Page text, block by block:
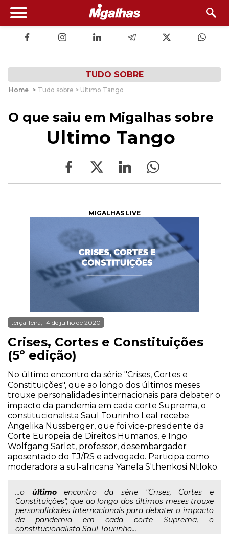
TUDO SOBRE
Home > Tudo sobre > Ultimo Tango
O que saiu em Migalhas sobre
Ultimo Tango
MIGALHAS LIVE
terça-feira, 14 de julho de 2020
Crises, Cortes e Constituições
(5º edição)
No último encontro da série "Crises, Cortes e
Constituições", que ao longo dos últimos meses
trouxe personalidades internacionais para debater o
impacto da pandemia em cada corte Suprema, o
constitucionalista Saul Tourinho Leal recebe
Angelika Nussberger, que foi vice-presidente da
Corte Europeia de Direitos Humanos, e Ingo
Wolfgang Sarlet, professor, desembargador
aposentado do TJ/RS e advogado. Participa como
moderadora a sul-africana Yanela S'thenkosi Ntloko.
...o últimoencontro da série "Crises, Cortes e
Constituições", que ao longo dos últimos meses trouxe
personalidades internacionais para debater o impacto
da pandemia em cada corte Suprema, o
constitucionalista Saul Tourinho...